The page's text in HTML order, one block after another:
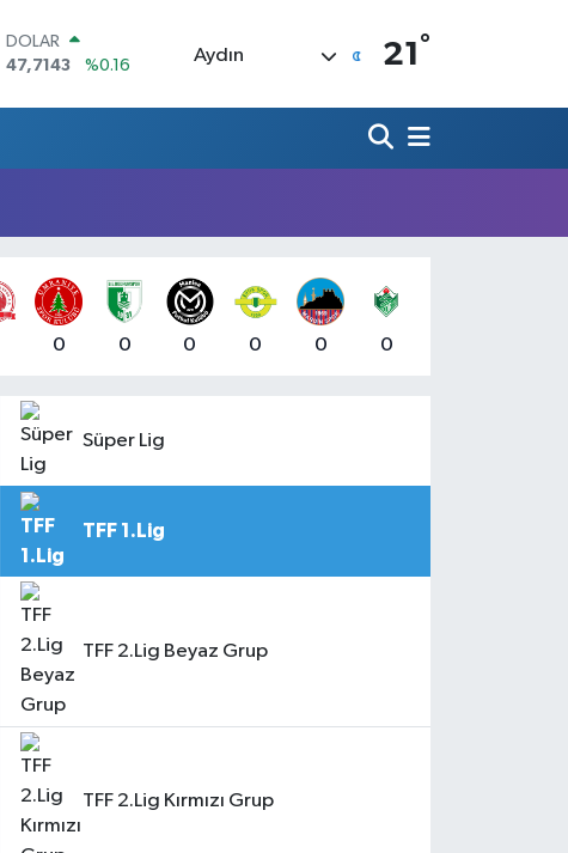
DOLAR
47,7143
%0.16
BİST100
BITCOIN
64.225,61
%-0.63
Aydın 21 °
0 0 0 0 0 0
Süper Lig
TFF 1.Lig
TFF 2.Lig Beyaz Grup
TFF 2.Lig Kırmızı Grup